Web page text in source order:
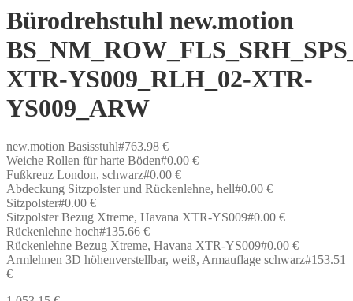
Bürodrehstuhl new.motion
XTR-YS009_RLH_02-XTR-
YS009_ARW
new.motion Basisstuhl#763.98 €
Weiche Rollen für harte Böden#0.00 €
Fußkreuz London, schwarz#0.00 €
Abdeckung Sitzpolster und Rückenlehne, hell#0.00 €
Sitzpolster#0.00 €
Sitzpolster Bezug Xtreme, Havana XTR-YS009#0.00 €
Rückenlehne hoch#135.66 €
Rückenlehne Bezug Xtreme, Havana XTR-YS009#0.00 €
Armlehnen 3D höhenverstellbar, weiß, Armauflage schwarz#153.51
€